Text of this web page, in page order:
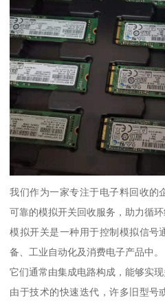
我们作为一家专注于电子料回收的
可靠的模拟开关回收服务，助力循环
模拟开关是一种用于控制模拟信号
备、工业自动化及消费电子产品中。
它们通常由集成电路构成，能够实现
由于技术的快速迭代，许多旧型号